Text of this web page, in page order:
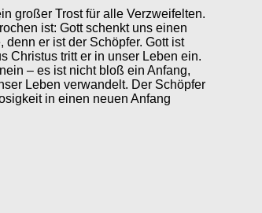
großer Trost für alle Verzweifelten.
ist: Gott schenkt uns einen
er ist der Schöpfer. Gott ist
Christus tritt er in unser Leben ein.
– es ist nicht bloß ein Anfang,
Leben verwandelt. Der Schöpfer
in einen neuen Anfang